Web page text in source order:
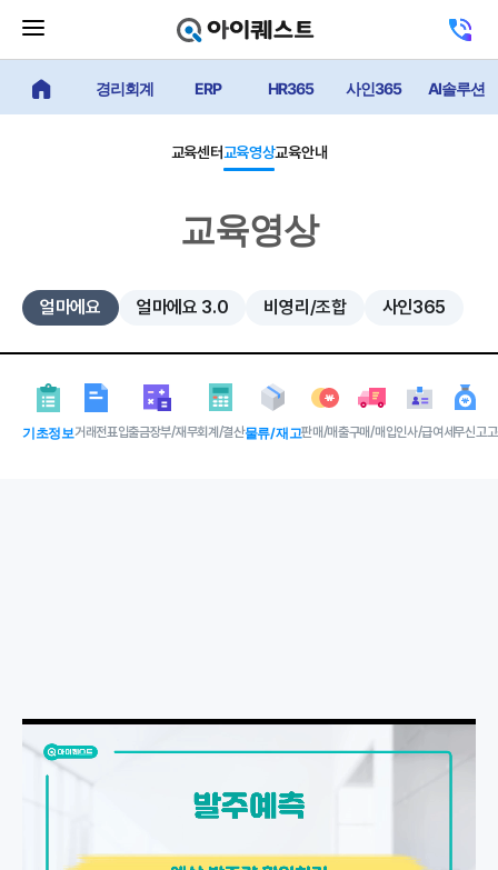
기
버
튼
센
터
얼마에요 메인
경리회계 ERP HR365 사인365 AI솔루션
교육센터교육영상교육안내
교육영상
얼마에요 얼마에요 3.0 비영리/조합 사인365
기초정보거래전표입출금장부/재무회계/결산물류/재고판매/매출구매/매입인사/급여 세무신고